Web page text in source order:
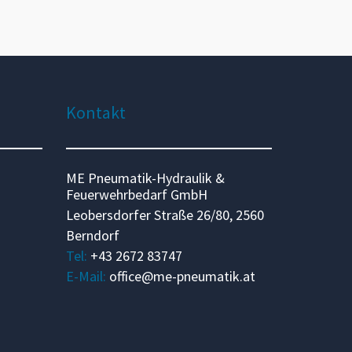
Kontakt
ME Pneumatik-Hydraulik &
Feuerwehrbedarf GmbH
Leobersdorfer Straße 26/80, 2560
Berndorf
Tel: +43 2672 83747
E-Mail: office@me-pneumatik.at